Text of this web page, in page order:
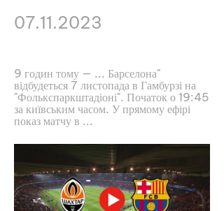
07.11.2023
9 годин тому — ... Барселона"
відбудеться 7 листопада в Гамбурзі на
"Фолькспаркштадіоні". Початок о 19:45
за київським часом. У прямому ефірі
показ матчу в ...